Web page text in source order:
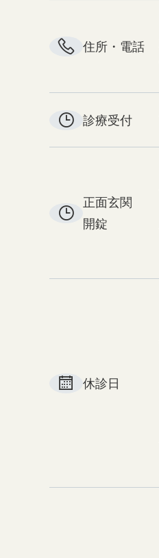
住所・電話
診療受付
正面玄関
開錠
休診日